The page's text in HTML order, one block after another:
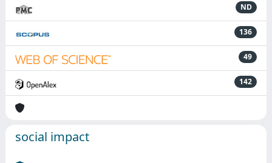
ND
136
49
142
social impact